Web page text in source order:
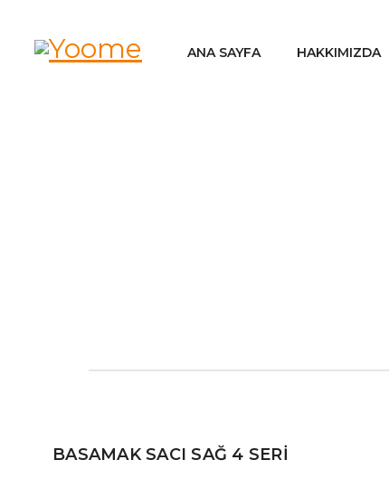
ANA SAYFA HAKKIMIZDA
BASAMAK SACI SAĞ 4 SERİ